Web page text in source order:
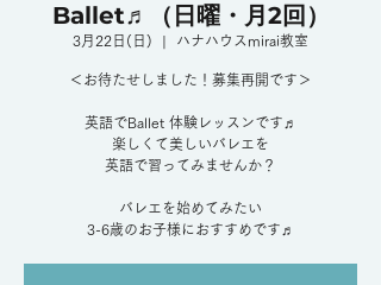
Ballet♬（日曜・月2回）
3月22日(日)
  |
ハナハウスmirai教室
＜お待たせしました！募集再開です＞
英語でBallet 体験レッスンです♬
楽しくて美しいバレエを
英語で習ってみませんか？
バレエを始めてみたい
3-6歳のお子様におすすめです♬